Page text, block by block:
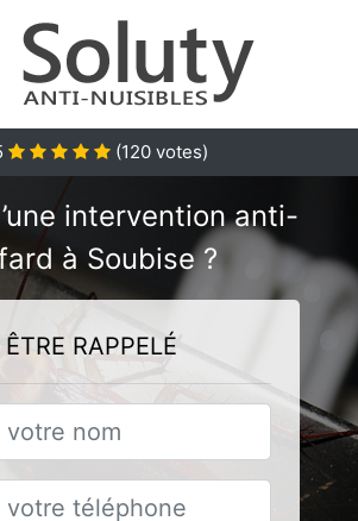
(120votes)
intervention anti-
à Soubise ?
ÊTRE RAPPELÉ